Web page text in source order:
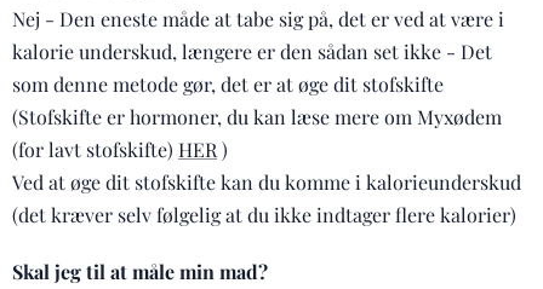
Nej - Den eneste måde at tabe sig på, det er ved at være i
kalorie underskud, længere er den sådan set ikke - Det
som denne metode gør, det er at øge dit stofskifte
(Stofskifte er hormoner, du kan læse mere om Myxødem
(for lavt stofskifte) HER )
Ved at øge dit stofskifte kan du komme i kalorieunderskud
(det kræver selv følgelig at du ikke indtager flere kalorier)
Skal jeg til at måle min mad?